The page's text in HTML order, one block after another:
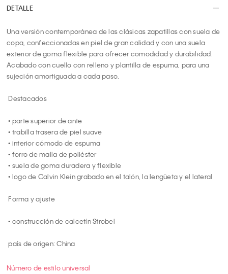
5
7
8
9
10
DETALLE
Una versión contemporánea de las clásicas zapatillas con suela de
copa, confeccionadas en piel de gran calidad y con una suela
exterior de goma flexible para ofrecer comodidad y durabilidad.
Acabado con cuello con relleno y plantilla de espuma, para una
sujeción amortiguada a cada paso.
• parte superior de ante
• trabilla trasera de piel suave
• interior cómodo de espuma
• forro de malla de poliéster
• suela de goma duradera y flexible
• logo de Calvin Klein grabado en el talón, la lengüeta y el lateral
• construcción de calcetín Strobel
país de origen: China
Número de estilo universal